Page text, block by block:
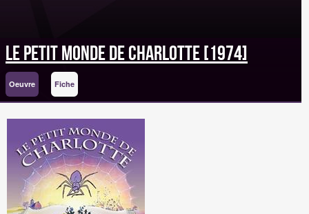
Le Petit Monde de Charlotte [1974]
Oeuvre Fiche